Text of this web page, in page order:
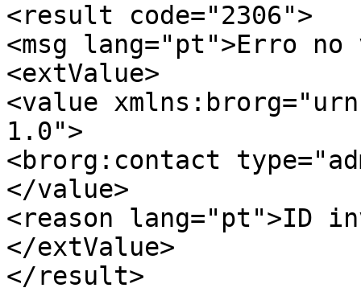
<result code="2306">
<msg lang="pt">Erro no
<extValue>
<value
1.0">
<brorg:contact
</value>
<reason lang="pt">ID
</extValue>
</result>